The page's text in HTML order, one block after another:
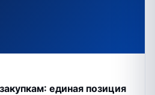
единая позиция